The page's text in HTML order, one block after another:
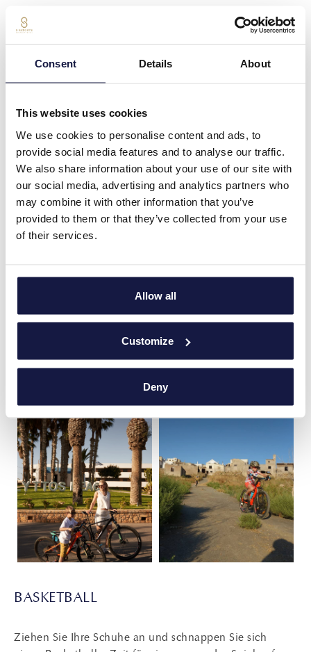
Consent Details About
This website uses cookies
We use cookies to personalise content and ads, to
provide social media features and to analyse our traffic.
We also share information about your use of our site with
our social media, advertising and analytics partners who
may combine it with other information that you’ve
provided to them or that they’ve collected from your use
of their services.
Allow all
Customize
Deny
MOUNTAINBIKE
„Cycling Creta“ lädt Lyttos Beach Sie ein, die
atemberaubende Landschaft Kretas auf zwei Rädern zu
erkunden und dabei eindrucksvolle Ausblicke...
Mehr sehen
BASKETBALL
Ziehen Sie Ihre Schuhe an und schnappen Sie sich